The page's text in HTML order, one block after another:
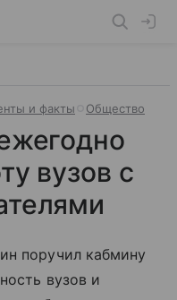
и факты Общество
вузов с
поручил кабмину
вузов и